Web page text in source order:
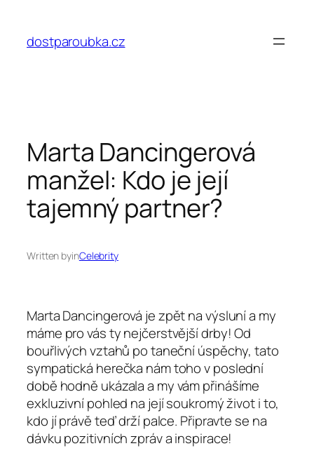
obsahdostparoubka.cz
Marta Dancingerová
manžel: Kdo je její
tajemný partner?
Written byinCelebrity
Marta Dancingerová je zpět na výsluní a my
máme pro vás ty nejčerstvější drby! Od
bouřlivých vztahů po taneční úspěchy, tato
sympatická herečka nám toho v poslední
době hodně ukázala a my vám přinášíme
exkluzivní pohled na její soukromý život i to,
kdo jí právě teď drží palce. Připravte se na
dávku pozitivních zpráv a inspirace!